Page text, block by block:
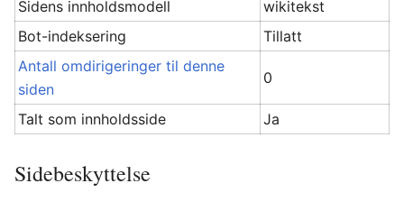
Sidens innholdsmodell
wikitekst
Bot-indeksering
Tillatt
Antall omdirigeringer til denne
siden
0
Talt som innholdsside Ja
Sidebeskyttelse